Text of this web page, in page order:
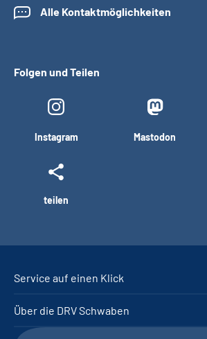
Alle Kontaktmöglichkeiten
Folgen und Teilen
Instagram Mastodon
teilen
Service auf einen Klick
Über die DRV Schwaben